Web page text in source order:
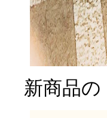
新商品